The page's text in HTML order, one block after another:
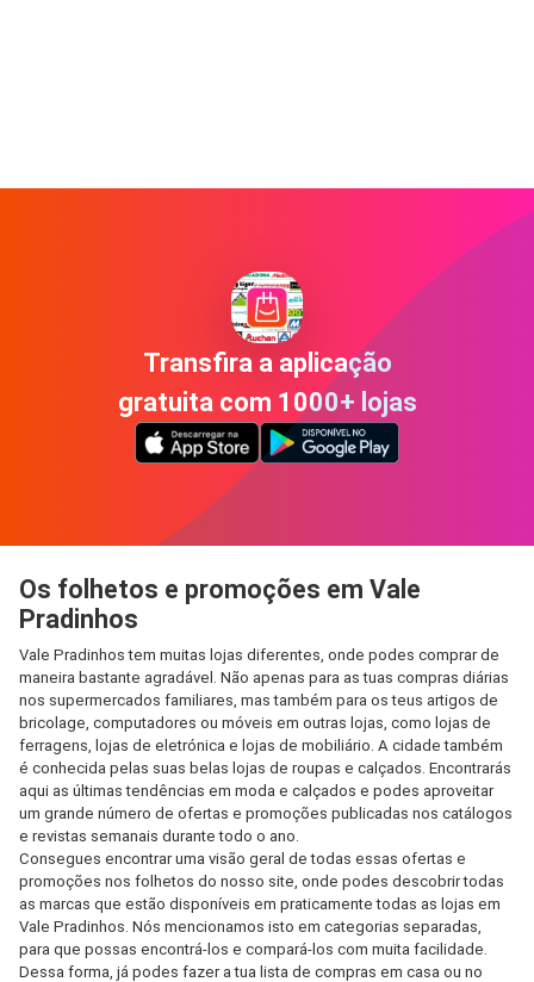
Transfira a aplicação
gratuita com 1000+ lojas
Os folhetos e promoções em Vale
Pradinhos
Vale Pradinhos tem muitas lojas diferentes, onde podes comprar de
maneira bastante agradável. Não apenas para as tuas compras diárias
nos supermercados familiares, mas também para os teus artigos de
bricolage, computadores ou móveis em outras lojas, como lojas de
ferragens, lojas de eletrónica e lojas de mobiliário. A cidade também
é conhecida pelas suas belas lojas de roupas e calçados. Encontrarás
aqui as últimas tendências em moda e calçados e podes aproveitar
um grande número de ofertas e promoções publicadas nos catálogos
e revistas semanais durante todo o ano.
Consegues encontrar uma visão geral de todas essas ofertas e
promoções nos folhetos do nosso site, onde podes descobrir todas
as marcas que estão disponíveis em praticamente todas as lojas em
Vale Pradinhos. Nós mencionamos isto em categorias separadas,
para que possas encontrá-los e compará-los com muita facilidade.
Dessa forma, já podes fazer a tua lista de compras em casa ou no